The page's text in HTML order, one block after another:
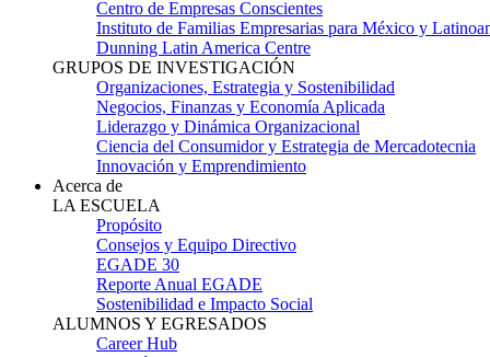
Centro de Empresas Conscientes
Instituto de Familias Empresarias para México y
Dunning Latin America Centre
GRUPOS DE INVESTIGACIÓN
Organizaciones, Estrategia y Sostenibilidad
Negocios, Finanzas y Economía Aplicada
Liderazgo y Dinámica Organizacional
Ciencia del Consumidor y Estrategia de Mercadotecnia
Innovación y Emprendimiento
Acerca de
LA ESCUELA
Propósito
Consejos y Equipo Directivo
EGADE 30
Reporte Anual EGADE
Sostenibilidad e Impacto Social
ALUMNOS Y EGRESADOS
Career Hub